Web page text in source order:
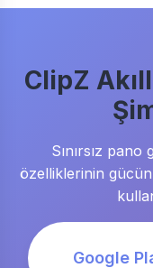
ClipZ
Sınırsız
özelliklerinin
Google